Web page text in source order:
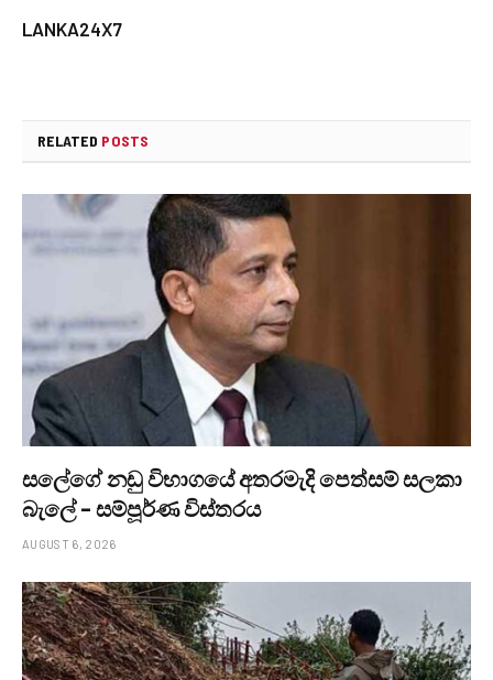
LANKA24X7
RELATED POSTS
සලේගේ නඩු විභාගයේ අතරමැදි පෙත්සම් සලකා
බැලේ – සම්පූර්ණ විස්තරය
AUGUST 6, 2026